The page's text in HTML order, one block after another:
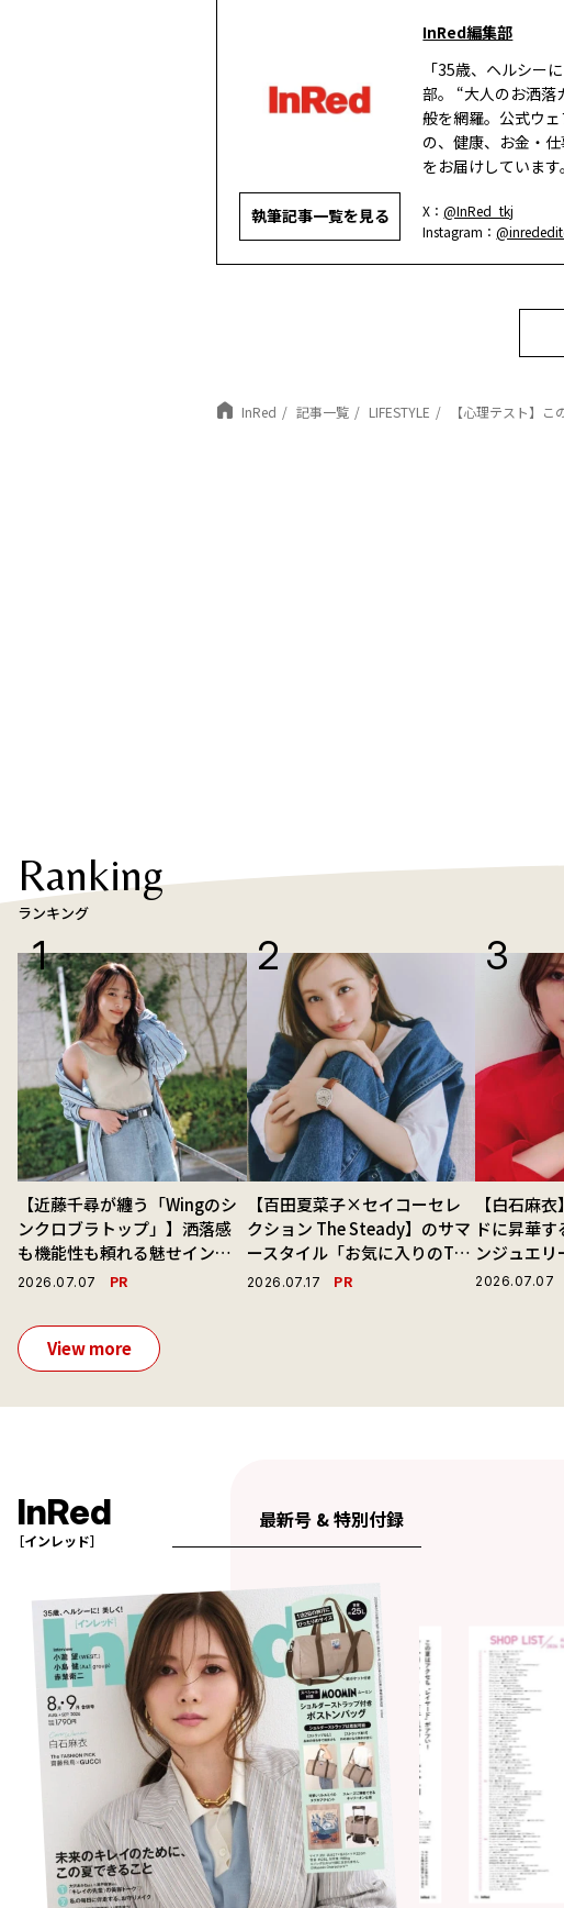
執筆記事一覧を見る
InRed編集部
「35歳、ヘルシー
部。 “大人のお洒
般を網羅。公式ウ
の、健康、お金・
をお届けしています。
X：@InRed_tkj
Instagram：
InRed 記事一覧 LIFESTYLE 【心理テスト】
Ranking
ランキング
【近藤千尋が纏う「Wingのシ
ンクロブラトップ」】洒落感
も機能性も頼れる魅せインナ
ーで毎日を心地よくアプデ！
2026.07.07 PR
【百田夏菜子×セイコーセレ
クション The Steady】のサマ
ースタイル「お気に入りのTシ
ャツと最高の時計と。」
2026.07.17 PR
【白石麻
ドに昇華
ンジュエリ
2026.07.07
View more
InRed
［インレッド］
最新号 & 特別付録